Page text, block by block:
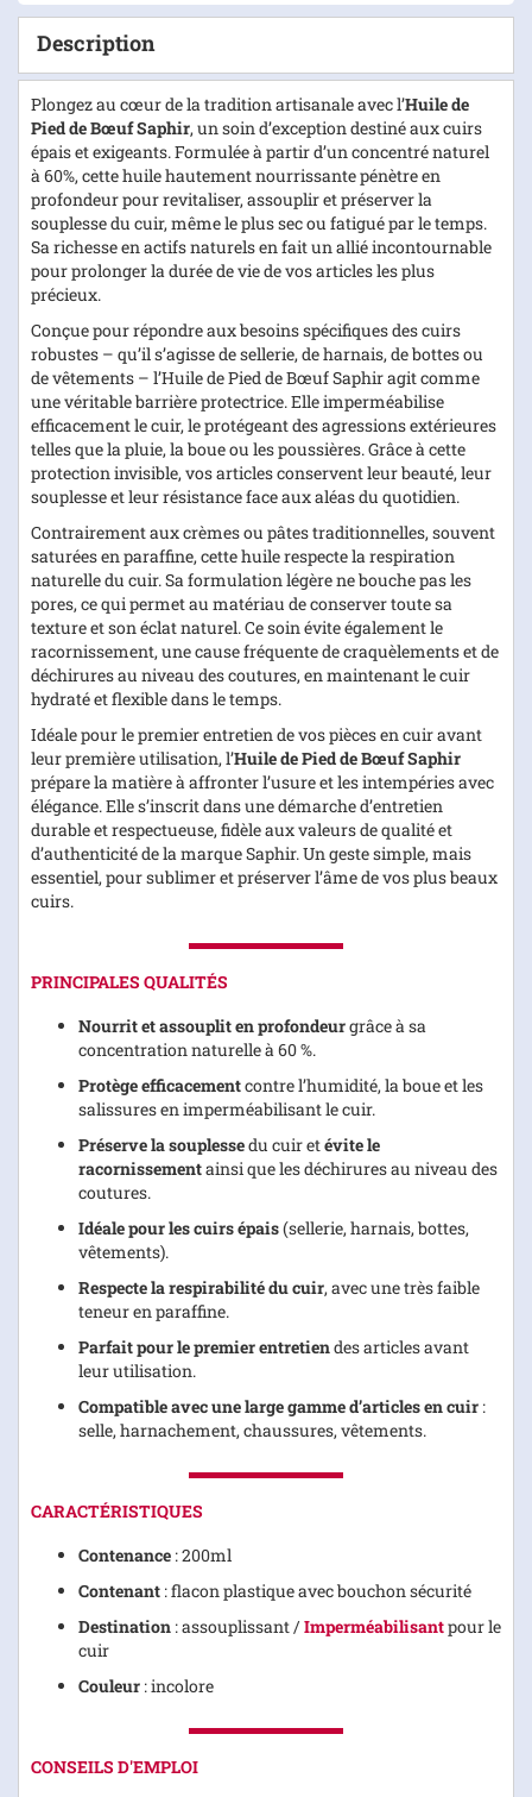
Description
Plongez au cœur de la tradition artisanale avec l’Huile de
Pied de Bœuf Saphir, un soin d’exception destiné aux cuirs
épais et exigeants. Formulée à partir d’un concentré naturel
à 60%, cette huile hautement nourrissante pénètre en
profondeur pour revitaliser, assouplir et préserver la
souplesse du cuir, même le plus sec ou fatigué par le temps.
Sa richesse en actifs naturels en fait un allié incontournable
pour prolonger la durée de vie de vos articles les plus
précieux.
Conçue pour répondre aux besoins spécifiques des cuirs
robustes – qu’il s’agisse de sellerie, de harnais, de bottes ou
de vêtements – l’Huile de Pied de Bœuf Saphir agit comme
une véritable barrière protectrice. Elle imperméabilise
efficacement le cuir, le protégeant des agressions extérieures
telles que la pluie, la boue ou les poussières. Grâce à cette
protection invisible, vos articles conservent leur beauté, leur
souplesse et leur résistance face aux aléas du quotidien.
Contrairement aux crèmes ou pâtes traditionnelles, souvent
saturées en paraffine, cette huile respecte la respiration
naturelle du cuir. Sa formulation légère ne bouche pas les
pores, ce qui permet au matériau de conserver toute sa
texture et son éclat naturel. Ce soin évite également le
racornissement, une cause fréquente de craquèlements et de
déchirures au niveau des coutures, en maintenant le cuir
hydraté et flexible dans le temps.
Idéale pour le premier entretien de vos pièces en cuir avant
leur première utilisation, l’Huile de Pied de Bœuf Saphir
prépare la matière à affronter l’usure et les intempéries avec
élégance. Elle s’inscrit dans une démarche d’entretien
durable et respectueuse, fidèle aux valeurs de qualité et
d’authenticité de la marque Saphir. Un geste simple, mais
essentiel, pour sublimer et préserver l’âme de vos plus beaux
cuirs.
PRINCIPALES QUALITÉS
Nourrit et assouplit en profondeurgrâce à sa
concentration naturelle à 60 %.
Protège efficacementcontre l’humidité, la boue et les
salissures en imperméabilisant le cuir.
Préserve la souplessedu cuir etévite le
racornissementainsi que les déchirures au niveau des
coutures.
Idéale pour les cuirs épais(sellerie, harnais, bottes,
vêtements).
Respecte la respirabilité du cuir, avec une très faible
teneur en paraffine.
Parfait pour le premier entretiendes articles avant
leur utilisation.
Compatible avec une large gamme d’articles en cuir :
selle, harnachement, chaussures, vêtements.
CARACTÉRISTIQUES
Contenance : 200ml
Contenant : flacon plastique avec bouchon sécurité
Destination : assouplissant /Imperméabilisantpour le
cuir
Couleur : incolore
CONSEILS D'EMPLOI